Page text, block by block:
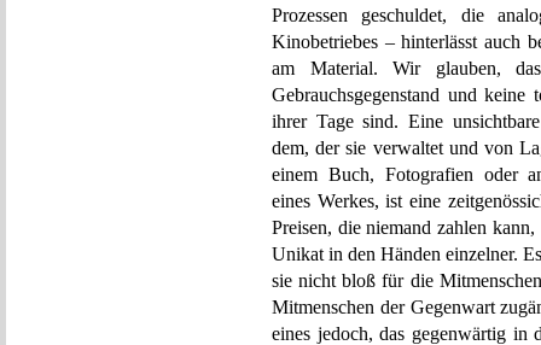
Prozessen geschuldet, die
Kinobetriebes – hinterlässt auch
am Material. Wir glauben,
Gebrauchsgegenstand und
ihrer Tage sind. Eine
dem, der sie verwaltet und von
einem Buch, Fotografien oder
eines Werkes, ist eine
Preisen, die niemand zahlen
Unikat in den Händen einzelner.
sie nicht bloß für die
Mitmenschen der Gegenwart
eines jedoch, das gegenwärtig in